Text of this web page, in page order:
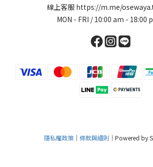
線上客服 https://m.me/
MON - FRI / 10:00 am - 18:00
隱私權政策 ｜ 條款與細則 ｜Powered by